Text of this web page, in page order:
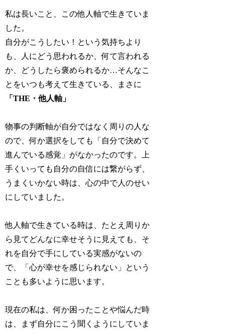
私は長いこと、この他人軸で生きていま
した。
自分がこうしたい！という気持ちより
も、人にどう思われるか、何て言われる
か、どうしたら褒められるか…そんなこ
とをいつも考えて生きている、まさに
「THE・他人軸」
物事の判断軸が自分ではなく周りの人な
ので、何か選択をしても「自分で決めて
進んでいる感覚」がなかったのです。上
手くいっても自分の自信には繋がらず、
うまくいかない時は、心の中で人のせい
にしていました。
他人軸で生きている時は、たとえ周りか
ら見てどんなに幸せそうに見えても、そ
れを自分で手にしている実感がないの
で、「心が幸せを感じられない」という
ことも多いように思います。
現在の私は、何か困ったことや悩んだ時
は、まず自分にこう聞くようにしていま